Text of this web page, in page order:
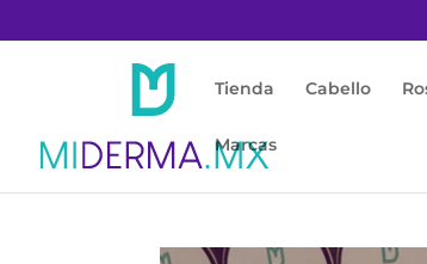
Tienda Cabello
Marcas